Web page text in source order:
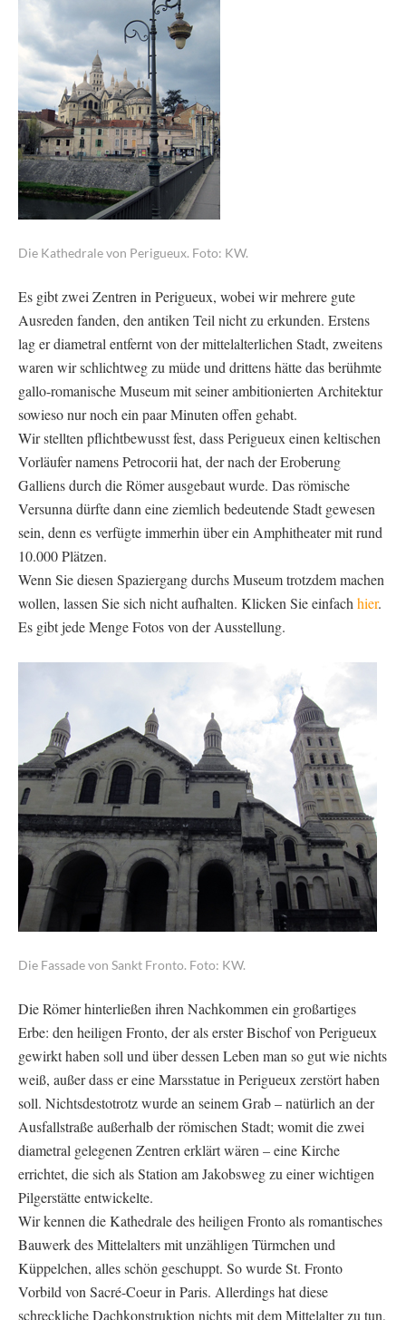
Die Kathedrale von Perigueux. Foto: KW.
Es gibt zwei Zentren in Perigueux, wobei wir mehrere gute
Ausreden fanden, den antiken Teil nicht zu erkunden. Erstens
lag er diametral entfernt von der mittelalterlichen Stadt, zweitens
waren wir schlichtweg zu müde und drittens hätte das berühmte
gallo-romanische Museum mit seiner ambitionierten Architektur
sowieso nur noch ein paar Minuten offen gehabt.
Wir stellten pflichtbewusst fest, dass Perigueux einen keltischen
Vorläufer namens Petrocorii hat, der nach der Eroberung
Galliens durch die Römer ausgebaut wurde. Das römische
Versunna dürfte dann eine ziemlich bedeutende Stadt gewesen
sein, denn es verfügte immerhin über ein Amphitheater mit rund
10.000 Plätzen.
Wenn Sie diesen Spaziergang durchs Museum trotzdem machen
wollen, lassen Sie sich nicht aufhalten. Klicken Sie einfach hier.
Es gibt jede Menge Fotos von der Ausstellung.
Die Fassade von Sankt Fronto. Foto: KW.
Die Römer hinterließen ihren Nachkommen ein großartiges
Erbe: den heiligen Fronto, der als erster Bischof von Perigueux
gewirkt haben soll und über dessen Leben man so gut wie nichts
weiß, außer dass er eine Marsstatue in Perigueux zerstört haben
soll. Nichtsdestotrotz wurde an seinem Grab – natürlich an der
Ausfallstraße außerhalb der römischen Stadt; womit die zwei
diametral gelegenen Zentren erklärt wären – eine Kirche
errichtet, die sich als Station am Jakobsweg zu einer wichtigen
Pilgerstätte entwickelte.
Wir kennen die Kathedrale des heiligen Fronto als romantisches
Bauwerk des Mittelalters mit unzähligen Türmchen und
Küppelchen, alles schön geschuppt. So wurde St. Fronto
Vorbild von Sacré-Coeur in Paris. Allerdings hat diese
schreckliche Dachkonstruktion nichts mit dem Mittelalter zu tun,